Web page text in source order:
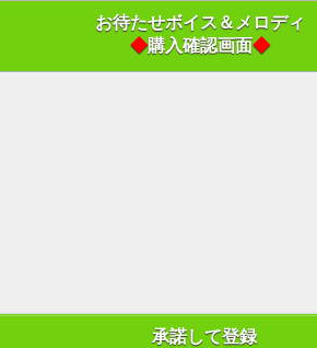
お待たせボイス＆メロディ
◆購入確認画面◆
承諾して登録